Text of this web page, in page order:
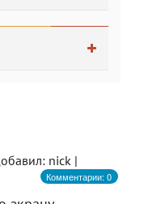
nick |
Комментарии: 0